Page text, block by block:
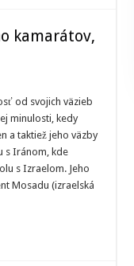
kamarátov,
od svojich väzieb
minulosti, kedy
a taktiež jeho väzby
s Iránom, kde
s Izraelom. Jeho
Mosadu (izraelská